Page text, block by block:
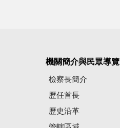
機關簡介與民眾導覽
檢察長簡介
歷任首長
歷史沿革